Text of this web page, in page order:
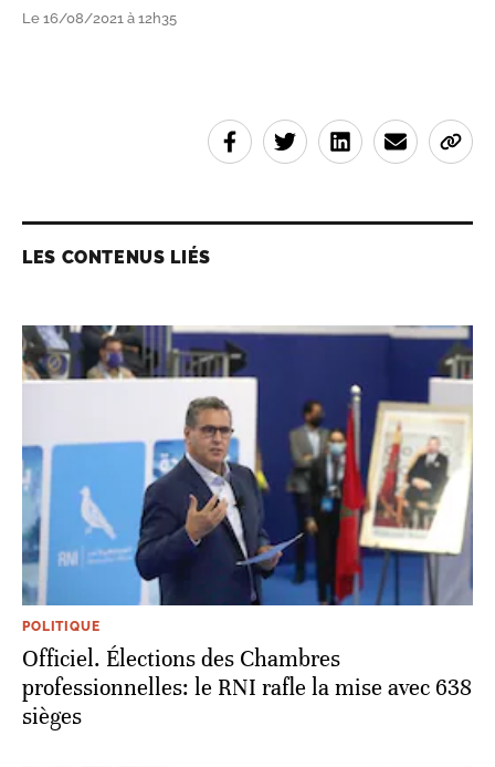
Le 16/08/2021 à 12h35
LES CONTENUS LIÉS
POLITIQUE
Officiel. Élections des Chambres
professionnelles: le RNI rafle la mise avec 638
sièges